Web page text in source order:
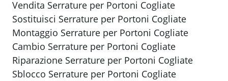
Vendita Serrature per Portoni Cogliate
Sostituisci Serrature per Portoni Cogliate
Montaggio Serrature per Portoni Cogliate
Cambio Serrature per Portoni Cogliate
Riparazione Serrature per Portoni Cogliate
Sblocco Serrature per Portoni Cogliate